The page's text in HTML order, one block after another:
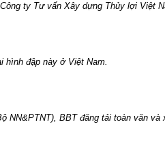
ty Tư vấn Xây dựng Thủy lợi Việt
hình đập này ở Việt Nam.
NN&PTNT), BBT đăng tải toàn văn